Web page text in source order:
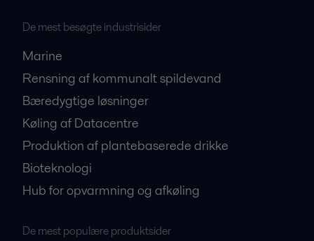
De mest besøgte industrisider
Marine
Rensning af kommunalt spildevand
Bæredygtige løsninger
Køling af Datacentre
Produktion af plantebaserede drikke
Bioteknologi
Hub for opvarmning og afkøling
De mest populære produktsider